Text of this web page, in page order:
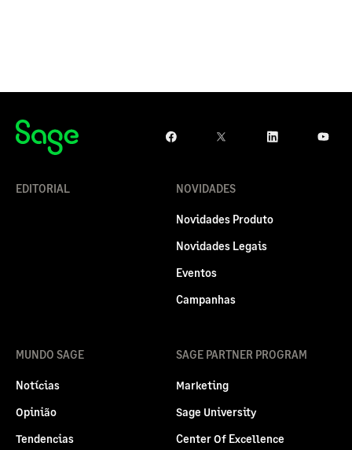
EDITORIAL NOVIDADES
Novidades Produto
Novidades Legais
Eventos
Campanhas
MUNDO SAGE
Notícias
Opinião
Tendencias
SAGE PARTNER PROGRAM
Marketing
Sage University
Center Of Excellence